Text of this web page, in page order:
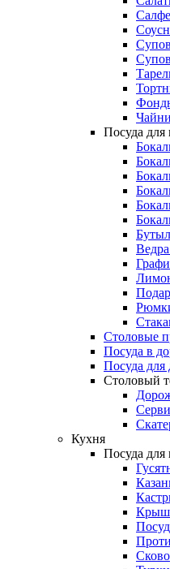
Посуда для
Столовые
Посуда в
Посуда для
Столовый
Кухня
Посуда для